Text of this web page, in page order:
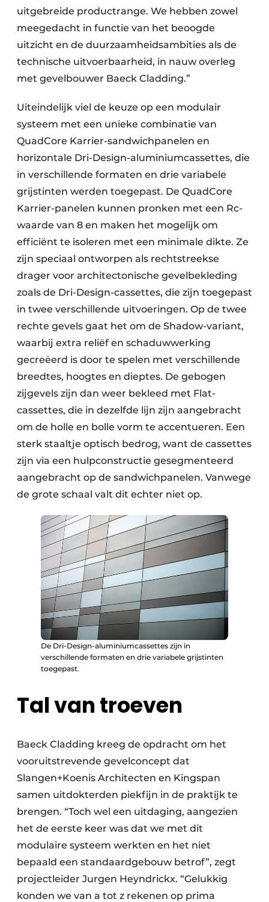
uitgebreide productrange. We hebben zowel
meegedacht in functie van het beoogde
uitzicht en de duurzaamheidsambities als de
technische uitvoerbaarheid, in nauw overleg
met gevelbouwer Baeck Cladding.”
Uiteindelijk viel de keuze op een modulair
systeem met een unieke combinatie van
QuadCore Karrier-sandwichpanelen en
horizontale Dri-Design-aluminiumcassettes, die
in verschillende formaten en drie variabele
grijstinten werden toegepast. De QuadCore
Karrier-panelen kunnen pronken met een Rc-
waarde van 8 en maken het mogelijk om
efficiënt te isoleren met een minimale dikte. Ze
zijn speciaal ontworpen als rechtstreekse
drager voor architectonische gevelbekleding
zoals de Dri-Design-cassettes, die zijn toegepast
in twee verschillende uitvoeringen. Op de twee
rechte gevels gaat het om de Shadow-variant,
waarbij extra reliëf en schaduwwerking
gecreëerd is door te spelen met verschillende
breedtes, hoogtes en dieptes. De gebogen
zijgevels zijn dan weer bekleed met Flat-
cassettes, die in dezelfde lijn zijn aangebracht
om de holle en bolle vorm te accentueren. Een
sterk staaltje optisch bedrog, want de cassettes
zijn via een hulpconstructie gesegmenteerd
aangebracht op de sandwichpanelen. Vanwege
de grote schaal valt dit echter niet op.
De Dri-Design-aluminiumcassettes zijn in
verschillende formaten en drie variabele grijstinten
toegepast.
Tal van troeven
Baeck Cladding kreeg de opdracht om het
vooruitstrevende gevelconcept dat
Slangen+Koenis Architecten en Kingspan
samen uitdokterden piekfijn in de praktijk te
brengen. “Toch wel een uitdaging, aangezien
het de eerste keer was dat we met dit
modulaire systeem werkten en het niet
bepaald een standaardgebouw betrof”, zegt
projectleider Jurgen Heyndrickx. “Gelukkig
konden we van a tot z rekenen op prima